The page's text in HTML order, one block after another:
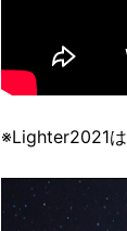
※Lighter2021は